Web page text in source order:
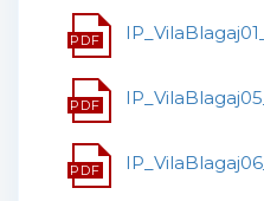
IP_VilaBlagaj01_
IP_VilaBlagaj05_
IP_VilaBlagaj06_